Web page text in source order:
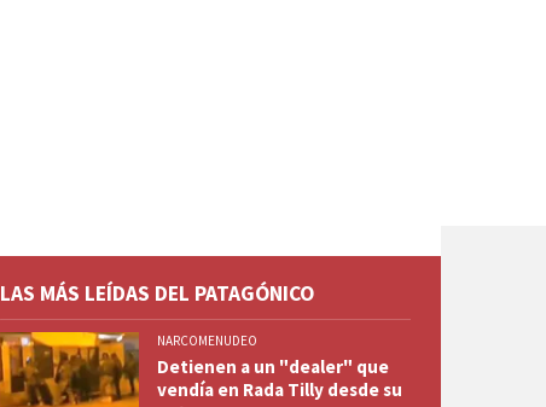
LAS MÁS LEÍDAS DEL PATAGÓNICO
NARCOMENUDEO
Detienen a un "dealer" que
vendía en Rada Tilly desde su